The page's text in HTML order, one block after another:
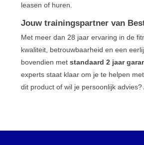
leasen of huren.
Jouw trainingspartner van
Met meer dan 28 jaar ervaring in de
kwaliteit, betrouwbaarheid en een
bovendien met standaard 2 jaar
experts staat klaar om je te helpen
dit product of wil je persoonlijk advies?